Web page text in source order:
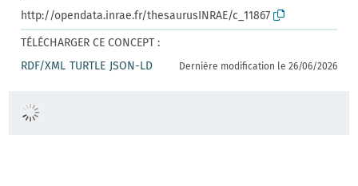
http://opendata.inrae.fr/thesaurusINRAE/c_11867
TÉLÉCHARGER CE CONCEPT :
RDF/XML TURTLE JSON-LD Dernière modification le 26/06/2026